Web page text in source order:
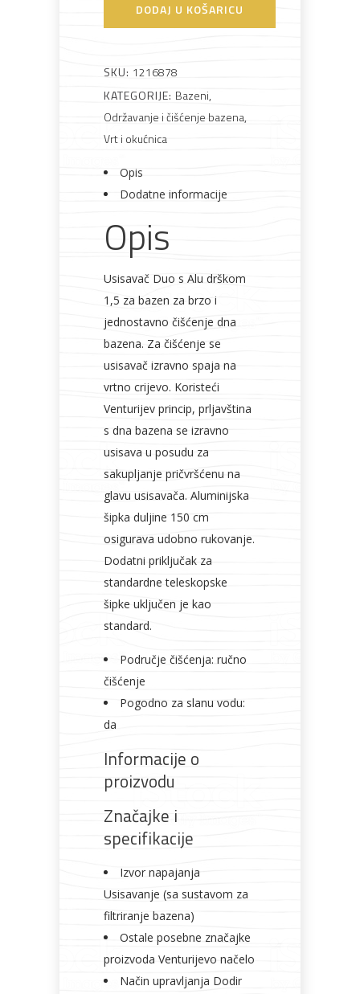
lakovi
Građevinski
materijali
Vodomaterijal
dovratnici
Metalna
galanterija
drškom
1,5
za
bazen
DODAJ U KOŠARICU
SKU: 1216878
KATEGORIJE: Bazeni,
Održavanje i čišćenje bazena,
Vrt i okućnica
Opis
Dodatne informacije
Opis
Usisavač Duo s Alu drškom
1,5 za bazen za brzo i
jednostavno čišćenje dna
bazena. Za čišćenje se
usisavač izravno spaja na
vrtno crijevo. Koristeći
Venturijev princip, prljavština
s dna bazena se izravno
usisava u posudu za
sakupljanje pričvršćenu na
glavu usisavača. Aluminijska
šipka duljine 150 cm
osigurava udobno rukovanje.
Dodatni priključak za
standardne teleskopske
šipke uključen je kao
standard.
Područje čišćenja: ručno
čišćenje
Pogodno za slanu vodu:
da
Informacije o
proizvodu
Značajke i
specifikacije
Izvor napajanja
Usisavanje (sa sustavom za
filtriranje bazena)
Ostale posebne značajke
proizvoda Venturijevo načelo
Način upravljanja Dodir